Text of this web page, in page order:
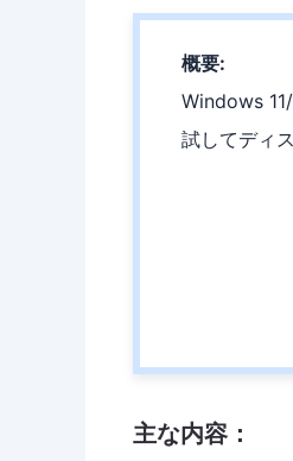
概要:
Windows
試してディ
主な内容：